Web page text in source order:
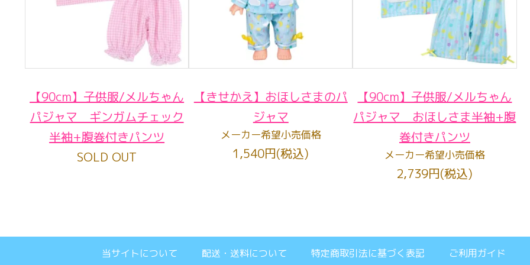
【90cm】子供服/メルちゃん
パジャマ ギンガムチェック
半袖+腹巻付きパンツ
SOLD OUT
【きせかえ】おほしさまのパ
ジャマ
メーカー希望小売価格
1,540円(税込)
【90cm】子供服/メルちゃん
パジャマ おほしさま半袖+腹
巻付きパンツ
メーカー希望小売価格
2,739円(税込)
当サイトについて 配送・送料について 特定商取引法に基づく表記 ご利用ガイド